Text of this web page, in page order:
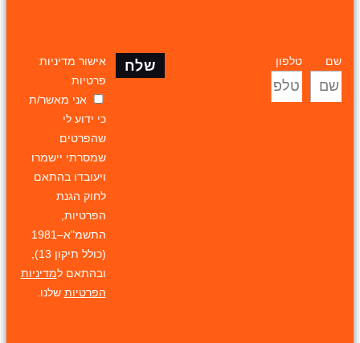
שם טלפון
אישור מדיניות
פרטיות
אני מאשר/ת
כי ידוע לי
שהפרטים
שמסרתי יישמרו
ויעובדו בהתאם
לחוק הגנת
הפרטיות,
התשמ"א–1981
(כולל תיקון 13),
ובהתאם למדיניות
הפרטיות שלנו.
שלח